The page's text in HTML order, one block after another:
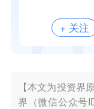
+ 关注
【本文为投资界
界（微信公众号